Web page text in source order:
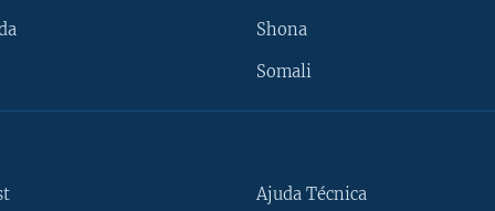
Shona
Somali
Ajuda Técnica